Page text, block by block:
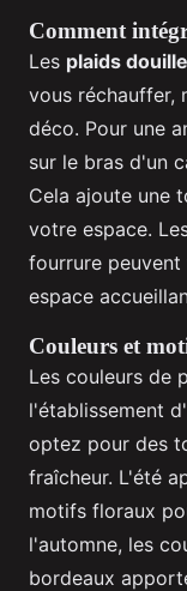
Comment
Les plaids
vous réchauffer,
déco. Pour une
sur le bras d'un
Cela ajoute une
votre espace.
fourrure
espace
Couleurs et
Les couleurs de
l'établissement
optez pour des
fraîcheur. L'été
motifs floraux
l'automne, les
bordeaux